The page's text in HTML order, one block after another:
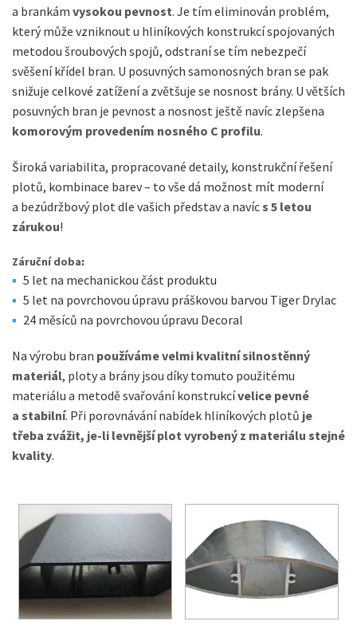
a brankám vysokou pevnost. Je tím eliminován problém,
který může vzniknout u hliníkových konstrukcí spojovaných
metodou šroubových spojů, odstraní se tím nebezpečí
svěšení křídel bran. U posuvných samonosných bran se pak
snižuje celkové zatížení a zvětšuje se nosnost brány. U větších
posuvných bran je pevnost a nosnost ještě navíc zlepšena
komorovým provedením nosného C profilu.
Široká variabilita, propracované detaily, konstrukční řešení
plotů, kombinace barev – to vše dá možnost mít moderní
a bezúdržbový plot dle vašich představ a navícs 5 letou
zárukou!
Záruční doba:
5 let na mechanickou část produktu
5 let na povrchovou úpravu práškovou barvou Tiger Drylac
24 měsíců na povrchovou úpravu Decoral
Na výrobu bran používáme velmi kvalitní silnostěnný
materiál, ploty a brány jsou díky tomuto použitému
materiálu a metodě svařování konstrukcívelice pevné
a stabilní. Při porovnávání nabídek hliníkových plotů je
třeba zvážit, je-li levnější plot vyrobený z materiálu stejné
kvality.